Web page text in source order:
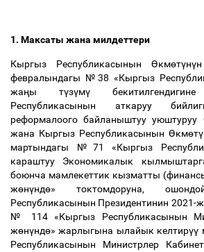
1. Максаты жана милдеттери
Кыргыз РеспубликасынынӨкмөтүнү
февралындагы №38 «Кыргыз
жаңы түзүмү
Республикасынын аткаруу
реформалоого байланыштуу
жана Кыргыз Республикасынын Өкмөтү
мартындагы №71 «Кыргыз
караштуу Экономикалык
боюнча мамлекеттик кызматты
жөнүндө» токтомдоруна,
Республикасынын Президентинин
№ 114 «Кыргыз Республикасынын
жөнүндө» жарлыгына ылайык келтирүү
Республикасынын Министрлер